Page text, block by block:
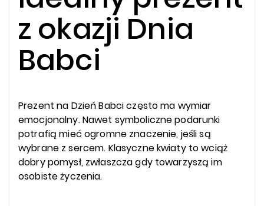
z okazji Dnia
Babci
Prezent na Dzień Babci często ma wymiar
emocjonalny. Nawet symboliczne podarunki
potrafią mieć ogromne znaczenie, jeśli są
wybrane z sercem. Klasyczne kwiaty to wciąż
dobry pomysł, zwłaszcza gdy towarzyszą im
osobiste życzenia.